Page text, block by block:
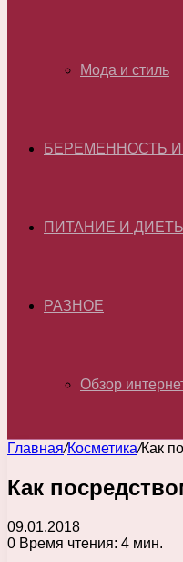
Мода и стиль
БЕРЕМЕННОСТЬ И
ПИТАНИЕ И ДИЕТЫ
РАЗНОЕ
Обзор
Главная/Косметика/Как
Как
09.01.2018
0 Время чтения: 4 мин.